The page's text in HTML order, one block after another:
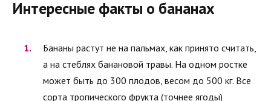
Интересные факты о бананах
Бананы растут не на пальмах, как принято считать,
а на стеблях банановой травы. На одном ростке
может быть до 300 плодов, весом до 500 кг. Все
сорта тропического фрукта (точнее ягоды)